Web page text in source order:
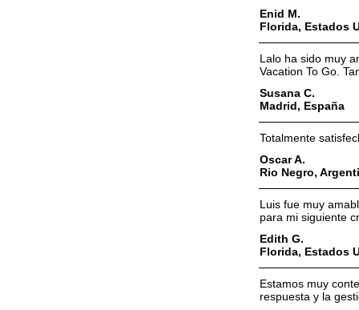
Enid M.
Florida, Estados
Lalo ha sido muy
Vacation To Go.
Susana C.
Madrid, España
Totalmente
Oscar A.
Rio Negro,
Luis fue muy
para mi siguiente
Edith G.
Florida, Estados
Estamos muy
respuesta y la